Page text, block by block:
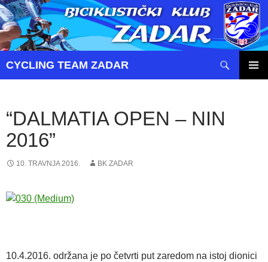
CYCLING TEAM ZADAR
“DALMATIA OPEN – NIN
2016”
10. TRAVNJA 2016. BK ZADAR
10.4.2016. održana je po četvrti put zaredom na istoj dionici